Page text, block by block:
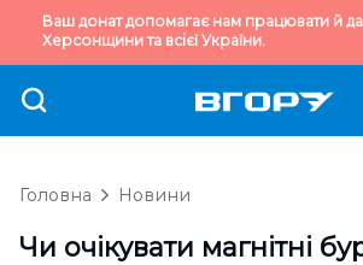
Ваш донат допомагає нам працювати й
Херсонщини та всієї України.
Головна Новини
Чи очікувати магнітні